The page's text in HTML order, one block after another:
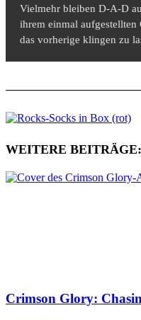
Vielmehr bleiben D-A-D
ihrem einmal
das vorherige klingen zu
WEITERE
Crimson Glory: